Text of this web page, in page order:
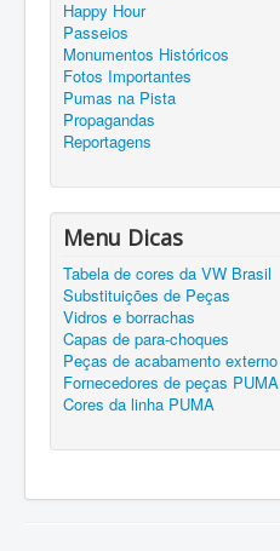
Happy Hour
Passeios
Monumentos Históricos
Fotos Importantes
Pumas na Pista
Propagandas
Reportagens
Menu Dicas
Tabela de cores da VW Brasil
Substituições de Peças
Vidros e borrachas
Capas de para-choques
Peças de acabamento externo
Fornecedores de peças PUMA
Cores da linha PUMA